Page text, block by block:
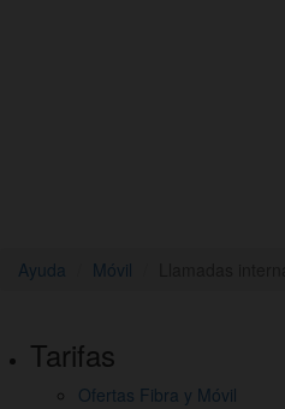
Ayuda
Móvil
Pie
deTarifas
Ofertas Fibra y Móvil